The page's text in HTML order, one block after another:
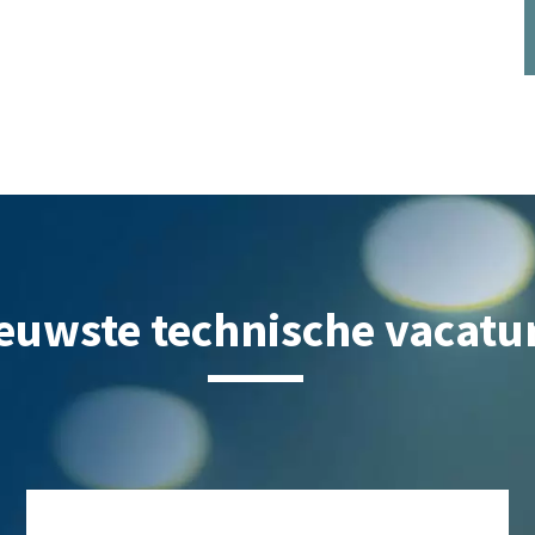
technische